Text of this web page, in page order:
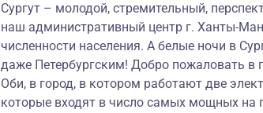
Сургут – молодой, стремительный,
наш административный центр г. Ханты-
численности населения. А белые ночи в
даже Петербургским! Добро пожаловать в
Оби, в город, в котором работают две
которые входят в число самых мощных на